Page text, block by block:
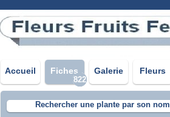
Accueil Fiches Galerie Fleurs
822
Rechercher une plante par son nom